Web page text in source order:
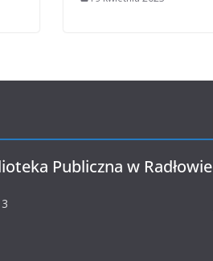
Publiczna w Radłowie